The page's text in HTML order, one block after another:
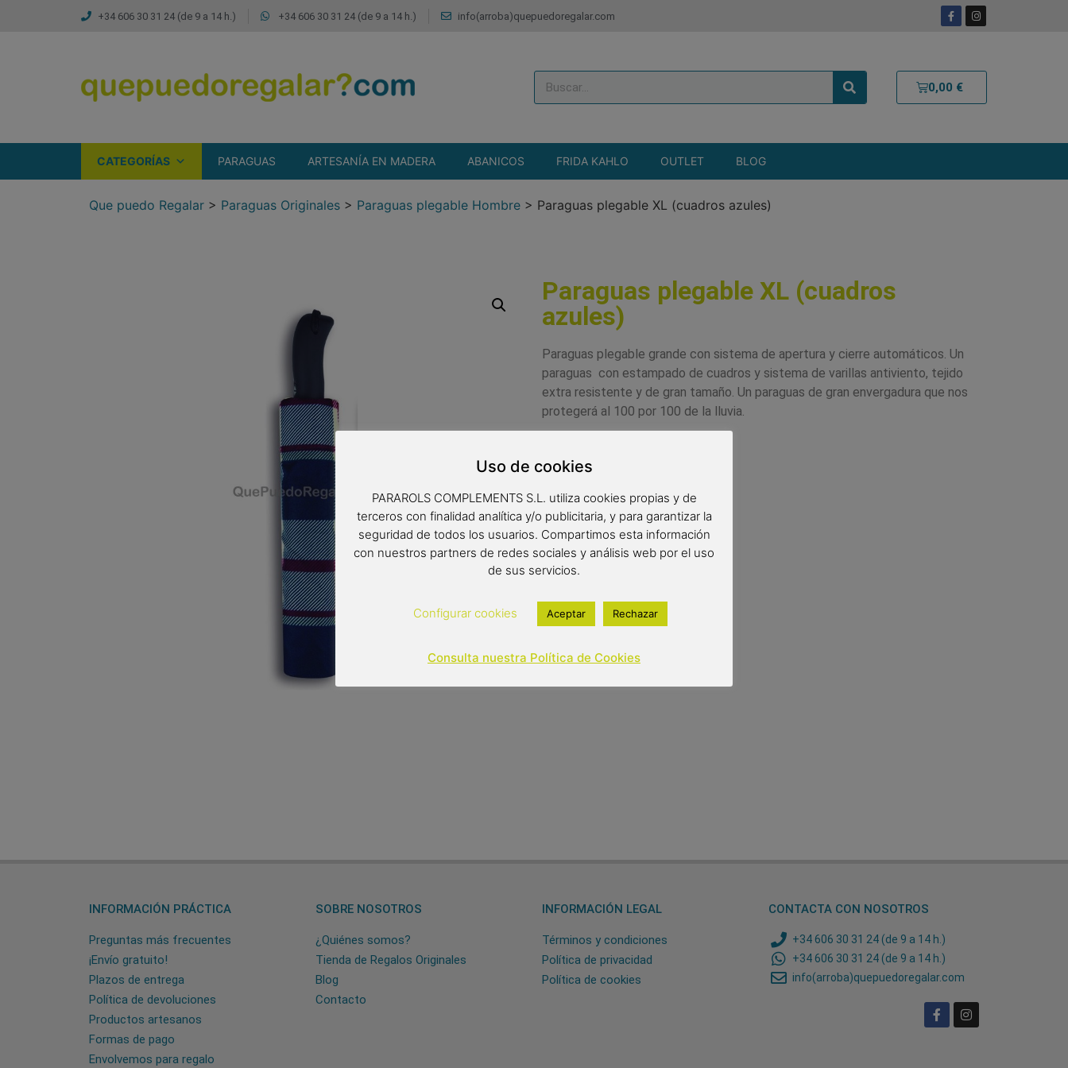
+34 606 30 31 24 (de 9 a 14 h.) +34 606 30 31 24 (de 9 a 14 h.) info(arroba)quepuedoregalar.com
0,00 €
CATEGORÍAS PARAGUAS ARTESANÍA EN MADERA ABANICOS FRIDA KAHLO OUTLET BLOG
Que puedo Regalar > Paraguas Originales > Paraguas plegable Hombre > Paraguas plegable XL (cuadros azules)
Paraguas plegable XL (cuadros
azules)
Paraguas plegable grande con sistema de apertura y cierre automáticos. Un
paraguas con estampado de cuadros y sistema de varillas antiviento, tejido
extra resistente y de gran tamaño. Un paraguas de gran envergadura que nos
protegerá al 100 por 100 de la lluvia.
Radio: 68 cm.
Diámetro: 120 cm.
Cerrado: 38 cm.
25,90€
INFORMACIÓN PRÁCTICA
Preguntas más frecuentes
¡Envío gratuito!
Plazos de entrega
Política de devoluciones
Productos artesanos
Formas de pago
Envolvemos para regalo
SOBRE NOSOTROS
¿Quiénes somos?
Tienda de Regalos Originales
Blog
Contacto
INFORMACIÓN LEGAL
Términos y condiciones
Política de privacidad
Política de cookies
CONTACTA CON NOSOTROS
+34 606 30 31 24 (de 9 a 14 h.)
+34 606 30 31 24 (de 9 a 14 h.)
info(arroba)quepuedoregalar.com
Uso de cookies
PARAROLS COMPLEMENTS S.L. utiliza cookies propias y de
terceros con finalidad analítica y/o publicitaria, y para garantizar la
seguridad de todos los usuarios. Compartimos esta información
con nuestros partners de redes sociales y análisis web por el uso
de sus servicios.
Configurar cookies Aceptar Rechazar
Consulta nuestra Política de Cookies